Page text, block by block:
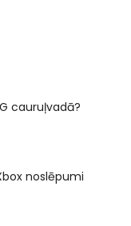
cauruļvadā?
noslēpumi